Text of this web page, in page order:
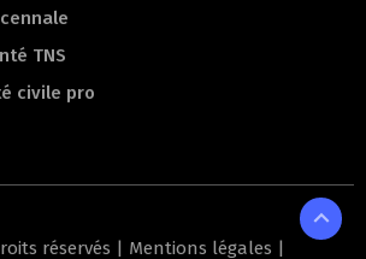
TNS
civile pro
réservés | Mentions légales |
expand_less